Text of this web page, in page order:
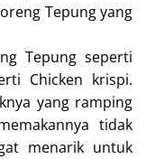
Tepung yang
Tepung seperti
Chicken krispi.
yang ramping
tidak
menarik untuk